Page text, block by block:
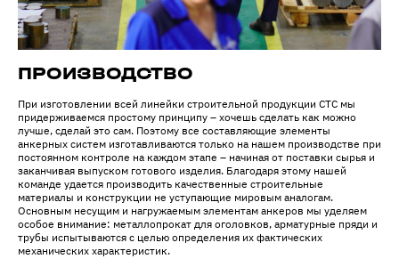
ПРОИЗВОДСТВО
При изготовлении всей линейки строительной продукции СТС мы
придерживаемся простому принципу – хочешь сделать как можно
лучше, сделай это сам. Поэтому все составляющие элементы
анкерных систем изготавливаются только на нашем производстве при
постоянном контроле на каждом этапе – начиная от поставки сырья и
заканчивая выпуском готового изделия. Благодаря этому нашей
команде удается производить качественные строительные
материалы и конструкции не уступающие мировым аналогам.
Основным несущим и нагружаемым элементам анкеров мы уделяем
особое внимание: металлопрокат для оголовков, арматурные пряди и
трубы испытываются с целью определения их фактических
механических характеристик.